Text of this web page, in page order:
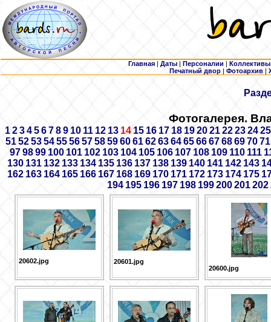
Главная | Даты | Персоналии | Коллективы
Печатный двор |Фотоархив |
Фотогалерея.
1 2 3 45 6 7 8 9 10 11 12 13 1415 16 17 18 19 20 21 22 23 24 25
51 52 53 54 55 56 57 58 59 60 61 62 63 64 65 66 67 68 6970 71
97 98 99 100 101 102 103 104 105 106 107 108 109 110 111
130 131 132133 134 135 136 137 138 139 140 141 142 143
162 163 164 165 166 167 168 169 170 171 172 173 174 175
194 195 196 197 198 199200201202
20602.jpg
20601.jpg
20600.jpg